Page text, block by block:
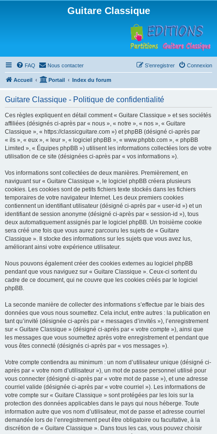
Guitare Classique
FAQ Nous contacter Connexion
S’enregistrer
Accueil Portail Index du forum
Guitare Classique - Politique de confidentialité
Ces règles expliquent en détail comment « Guitare Classique » et ses sociétés
affiliées (désignés ci-après par « nous », « notre », « nos », « Guitare
Classique », « https://classicguitare.com ») et phpBB (désigné ci-après par
« ils », « eux », « leur », « logiciel phpBB », « www.phpbb.com », « phpBB
Limited », « Équipes phpBB ») utilisent les informations collectées lors de votre
utilisation de ce site (désignées ci-après par « vos informations »).
Vos informations sont collectées de deux manières. Premièrement, en
naviguant sur « Guitare Classique », le logiciel phpBB créera plusieurs
cookies. Les cookies sont de petits fichiers texte stockés dans les fichiers
temporaires de votre navigateur Internet. Les deux premiers cookies
contiennent un identifiant utilisateur (désigné ci-après par « user-id ») et un
identifiant de session anonyme (désigné ci-après par « session-id »), tous
deux automatiquement assignés par le logiciel phpBB. Un troisième cookie
sera créé une fois que vous aurez parcouru les sujets de « Guitare
Classique ». Il stocke des informations sur les sujets que vous avez lus,
améliorant ainsi votre expérience utilisateur.
Nous pouvons également créer des cookies externes au logiciel phpBB
pendant que vous naviguez sur « Guitare Classique ». Ceux-ci sortent du
cadre de ce document, qui ne couvre que les cookies créés par le logiciel
phpBB.
La seconde manière de collecter des informations s’effectue par le biais des
données que vous nous soumettez. Cela inclut, entre autres : la publication en
tant qu’invité (désignée ci-après par « messages d’invités »), l’enregistrement
sur « Guitare Classique » (désigné ci-après par « votre compte »), ainsi que
les messages que vous soumettez après votre enregistrement et pendant que
vous êtes connecté (désignés ci-après par « vos messages »).
Votre compte contiendra au minimum : un nom d’utilisateur unique (désigné ci-
après par « votre nom d’utilisateur »), un mot de passe personnel utilisé pour
vous connecter (désigné ci-après par « votre mot de passe »), et une adresse
courriel valide (désignée ci-après par « votre courriel »). Les informations de
votre compte sur « Guitare Classique » sont protégées par les lois sur la
protection des données applicables dans le pays qui nous héberge. Toute
information autre que vos nom d’utilisateur, mot de passe et adresse courriel
demandée lors de l’enregistrement peut être obligatoire ou facultative, à la
discrétion de « Guitare Classique ». Dans tous les cas, vous pouvez choisir